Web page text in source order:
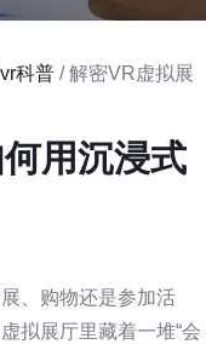
vr科普 / 解密VR虚拟展
用沉浸式
、购物还是参加活
拟展厅里藏着一堆“会